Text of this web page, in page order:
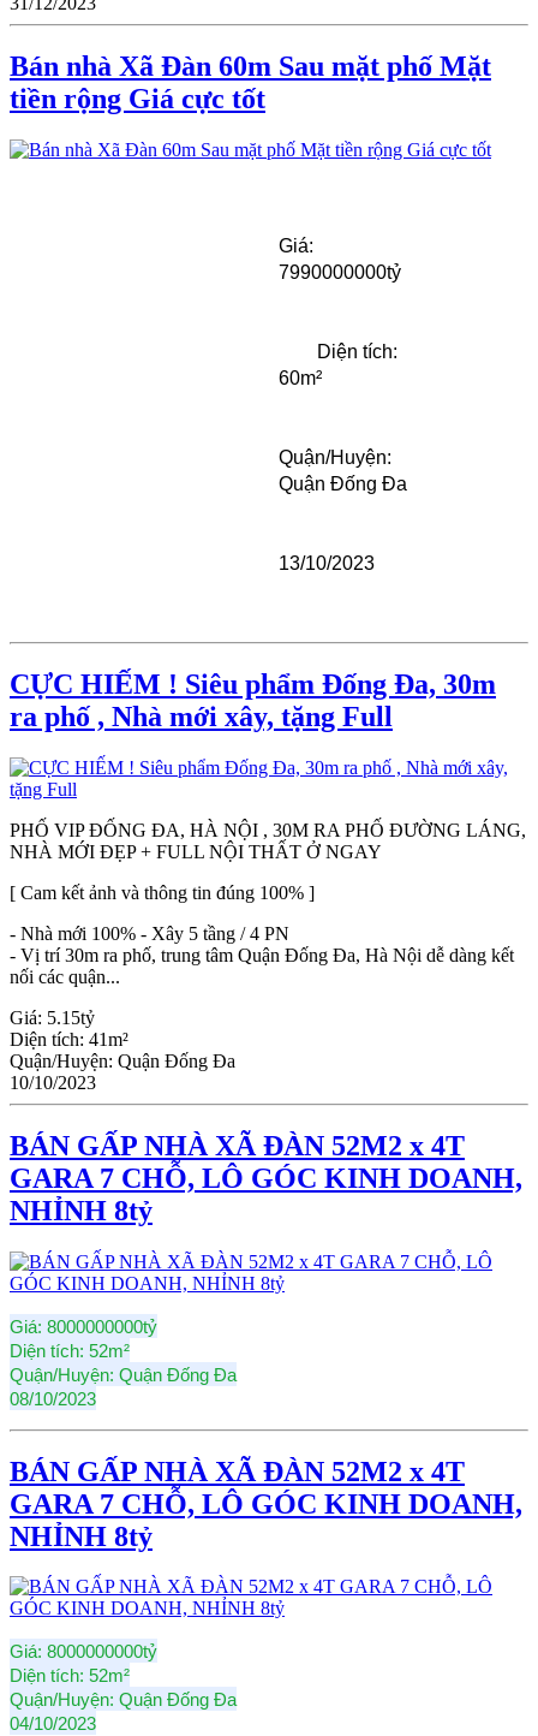
Bán nhà Xã Đàn 60m Sau mặt phố Mặt
tiền rộng Giá cực tốt
Giá:
7990000000tỷ
	Diện tích:
60m²
Quận/Huyện:
Quận Đống Đa
13/10/2023
CỰC HIẾM ! Siêu phẩm Đống Đa, 30m
ra phố , Nhà mới xây, tặng Full
PHỐ VIP ĐỐNG ĐA, HÀ NỘI , 30M RA PHỐ ĐƯỜNG LÁNG,
NHÀ MỚI ĐẸP + FULL NỘI THẤT Ở NGAY
[ Cam kết ảnh và thông tin đúng 100% ]
- Nhà mới 100% - Xây 5 tầng / 4 PN
- Vị trí 30m ra phố, trung tâm Quận Đống Đa, Hà Nội dễ dàng kết
nối các quận...
Giá: 5.15tỷ
Diện tích: 41m²
Quận/Huyện: Quận Đống Đa
10/10/2023
BÁN GẤP NHÀ XÃ ĐÀN 52M2 x 4T
GARA 7 CHỖ, LÔ GÓC KINH DOANH,
NHỈNH 8tỷ
Giá: 8000000000tỷ
Diện tích: 52m²
Quận/Huyện: Quận Đống Đa
08/10/2023
BÁN GẤP NHÀ XÃ ĐÀN 52M2 x 4T
GARA 7 CHỖ, LÔ GÓC KINH DOANH,
NHỈNH 8tỷ
Giá: 8000000000tỷ
Diện tích: 52m²
Quận/Huyện: Quận Đống Đa
04/10/2023